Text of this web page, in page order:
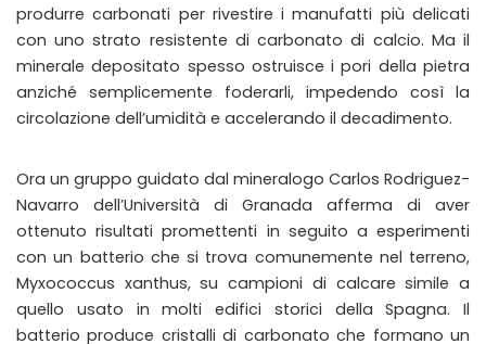
produrre carbonati per rivestire i manufatti più delicati
con uno strato resistente di carbonato di calcio. Ma il
minerale depositato spesso ostruisce i pori della pietra
anziché semplicemente foderarli, impedendo così la
circolazione dell’umidità e accelerando il decadimento.
Ora un gruppo guidato dal mineralogo Carlos Rodriguez-
Navarro dell’Università di Granada afferma di aver
ottenuto risultati promettenti in seguito a esperimenti
con un batterio che si trova comunemente nel terreno,
Myxococcus xanthus, su campioni di calcare simile a
quello usato in molti edifici storici della Spagna. Il
batterio produce cristalli di carbonato che formano un